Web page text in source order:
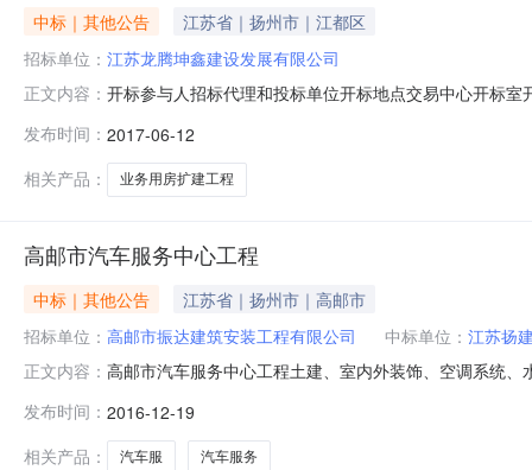
中标｜其他公告
江苏省｜扬州市｜江都区
招标单位： 江苏龙腾坤鑫建设发展有限公司
正文内容： 开标参与人招标代理和投标单位开标地点交易中心开标
公司15126057.3000001102017-06-0722:11:20.867陈
发布时间： 2017-06-12
相关产品：
业务用房扩建工程
高邮市汽车服务中心工程
中标｜其他公告
江苏省｜扬州市｜高邮市
招标单位： 高邮市振达建筑安装工程有限公司 中标单位： 江苏扬
正文内容： 高邮市汽车服务中心工程土建、室内外装饰、空调系统
的有关法律、法规、规章和该工程招标文件的规定，高
程等的评标工作已经结束
发布时间： 2016-12-19
相关产品：
汽车服 汽车服务